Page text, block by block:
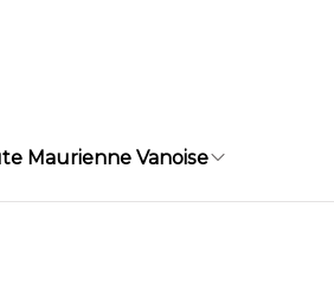
Maurienne Vanoise